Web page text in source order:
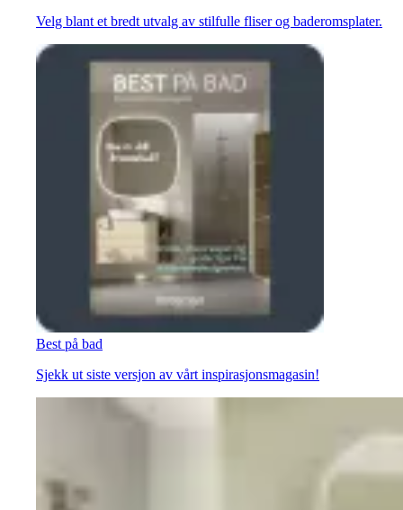
Velg blant et bredt utvalg av stilfulle fliser og baderomsplater.
Best på bad
Sjekk ut siste versjon av vårt inspirasjonsmagasin!